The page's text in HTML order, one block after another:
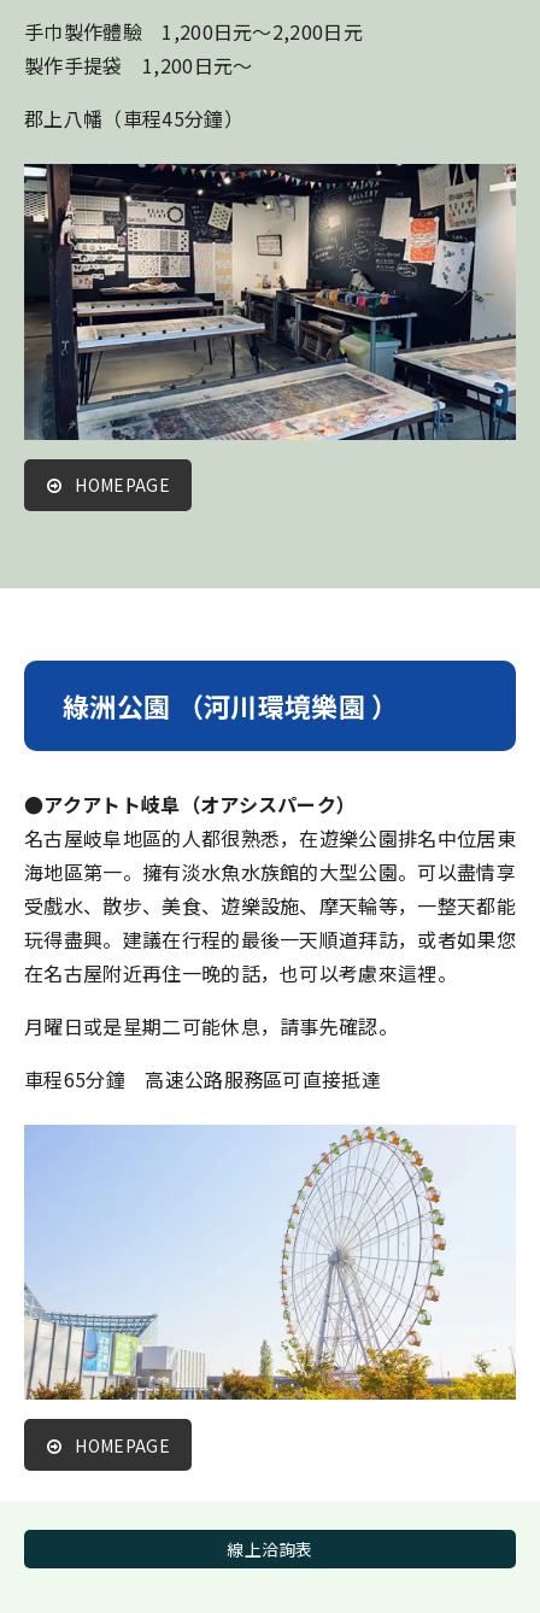
手巾製作體驗 1,200日元～2,200日元
製作手提袋 1,200日元～
郡上八幡（車程45分鐘）
HOMEPAGE
綠洲公園 （河川環境樂園 ）
●アクアトト岐阜（オアシスパーク）
名古屋岐阜地區的人都很熟悉，在遊樂公園排名中位居東
海地區第一。擁有淡水魚水族館的大型公園。可以盡情享
受戲水、散步、美食、遊樂設施、摩天輪等，一整天都能
玩得盡興。建議在行程的最後一天順道拜訪，或者如果您
在名古屋附近再住一晚的話，也可以考慮來這裡。
月曜日或是星期二可能休息，請事先確認。
車程65分鐘 高速公路服務區可直接抵達
HOMEPAGE
線上洽詢表